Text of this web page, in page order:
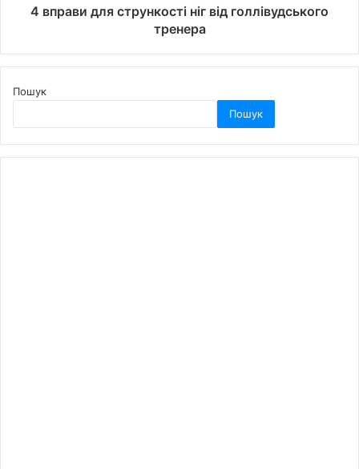
4 вправи для стрункості ніг від голлівудського
тренера
Пошук
Пошук